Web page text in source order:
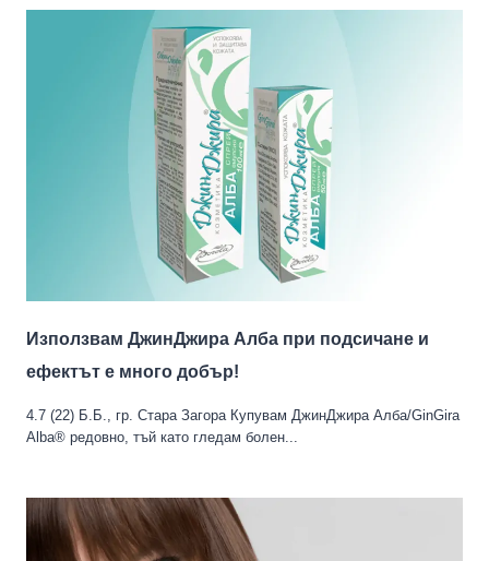
Използвам ДжинДжира Алба при подсичане и
ефектът е много добър!
4.7 (22) Б.Б., гр. Стара Загора Купувам ДжинДжира Алба/GinGira
Alba® редовно, тъй като гледам болен...